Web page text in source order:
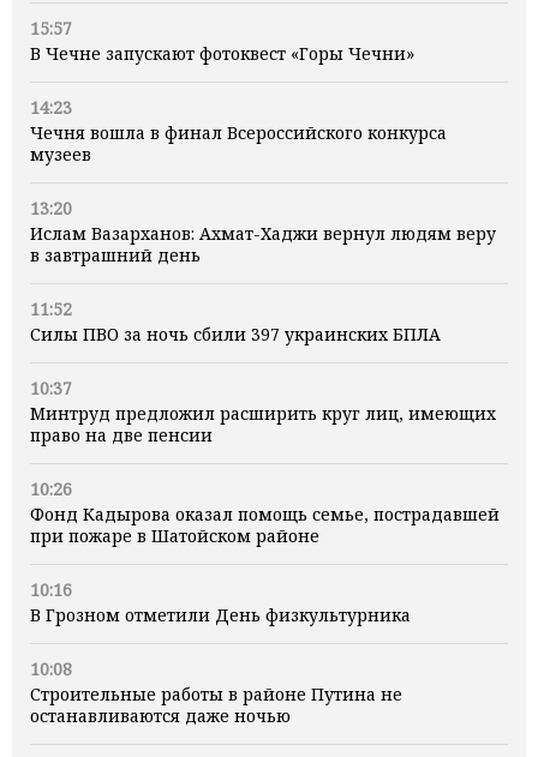
15:57
В Чечне запускают фотоквест «Горы Чечни»
14:23
Чечня вошла в финал Всероссийского конкурса
музеев
13:20
Ислам Вазарханов: Ахмат-Хаджи вернул людям веру
в завтрашний день
11:52
Силы ПВО за ночь сбили 397 украинских БПЛА
10:37
Минтруд предложил расширить круг лиц, имеющих
право на две пенсии
10:26
Фонд Кадырова оказал помощь семье, пострадавшей
при пожаре в Шатойском районе
10:16
В Грозном отметили День физкультурника
10:08
Строительные работы в районе Путина не
останавливаются даже ночью